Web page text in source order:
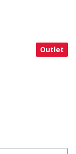
Outlet